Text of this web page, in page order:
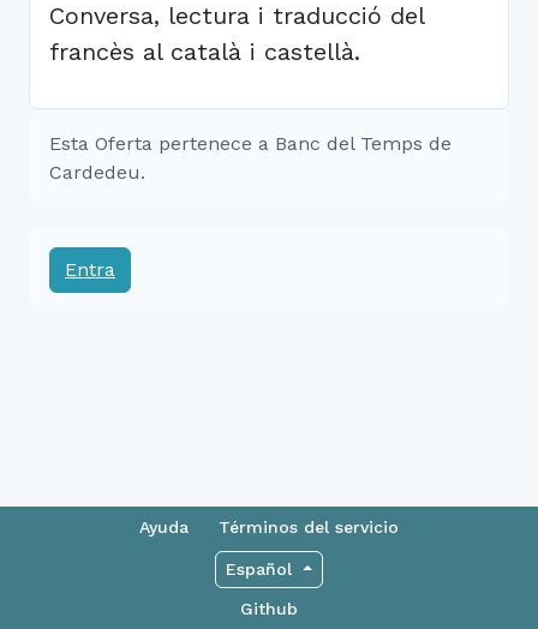
Conversa, lectura i traducció del
francès al català i castellà.
Esta Oferta pertenece a Banc del Temps de
Cardedeu.
Entra
Ayuda Términos del servicio
Español
Github